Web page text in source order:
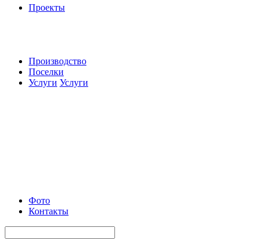
Проекты
Производство
Поселки
Услуги Услуги
Фото
Контакты